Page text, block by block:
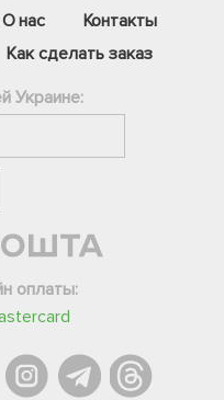
О нас
Контакты
Как сделать заказ
Украине:
оплаты:
Телеграм
Вайбер
Онлайн чат